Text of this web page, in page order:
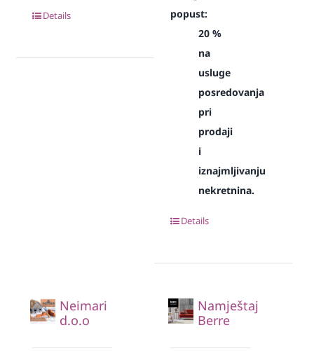
Details
popust:
20 %
na
usluge
posredovanja
pri
prodaji
i
iznajmljivanju
nekretnina.
Details
Neimari
d.o.o
Namještaj
Berre